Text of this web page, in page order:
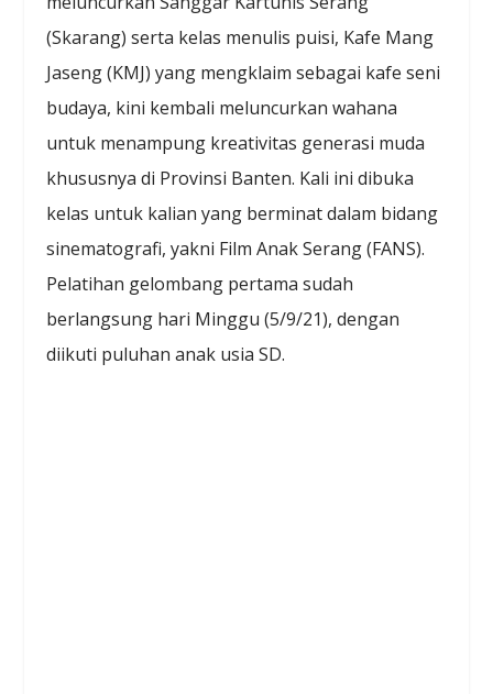
(Skarang) serta kelas menulis puisi, Kafe Mang
Jaseng (KMJ) yang mengklaim sebagai kafe seni
budaya, kini kembali meluncurkan wahana
untuk menampung kreativitas generasi muda
khususnya di Provinsi Banten. Kali ini dibuka
kelas untuk kalian yang berminat dalam bidang
sinematografi, yakni Film Anak Serang (FANS).
Pelatihan gelombang pertama sudah
berlangsung hari Minggu (5/9/21), dengan
diikuti puluhan anak usia SD.